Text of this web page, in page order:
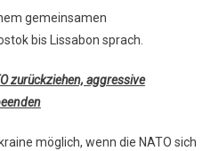
gemeinsamen
bis Lissabon sprach.
zurückziehen, aggressive
möglich, wenn die NATO sich